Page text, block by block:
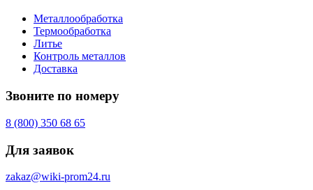
Металлообработка
Термообработка
Литье
Контроль металлов
Доставка
Звоните по номеру
8 (800) 350 68 65
Для заявок
zakaz@wiki-prom24.ru